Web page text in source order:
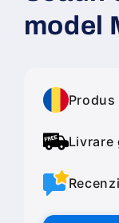
model
Produs
Livrare